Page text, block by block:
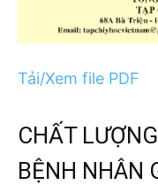
Tải/Xem file PDF
CHẤT
BỆNH NHÂN